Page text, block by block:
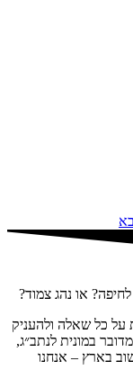
או נהג צמוד?
על כל שאלה ולהעניק
במונית לנתב״ג,
בארץ – אנחנו